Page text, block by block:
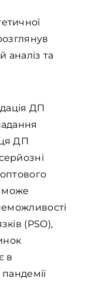
аналіз та
ДП
ДП
може
(PSO),
в